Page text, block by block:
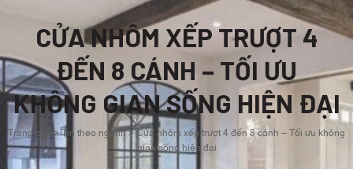
CỬA NHÔM XẾP TRƯỢT 4
ĐẾN 8 CÁNH – TỐI ƯU
KHÔNG GIAN SỐNG HIỆN ĐẠI
Trang chủ >Tin theo ngành>Cửa nhôm xếp trượt 4 đến 8 cánh – Tối ưu không
gian sống hiện đại